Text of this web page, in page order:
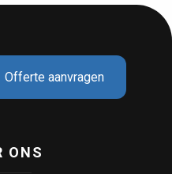
geleverd
Offerte aanvragen
ONS